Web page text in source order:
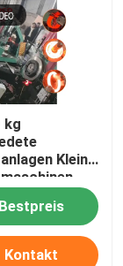
kg
Kleine
Bestpreis
Kontakt